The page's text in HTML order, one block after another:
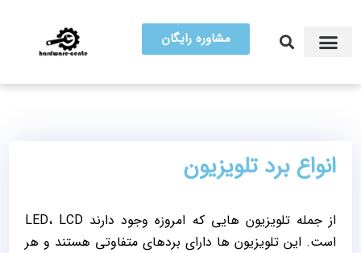
مشاوره رایگان
انواع برد تلویزیون
از جمله تلویزیون هایی که امروزه وجود دارند LED، LCD
است. این تلویزیون ها دارای بردهای متفاوتی هستند و هر